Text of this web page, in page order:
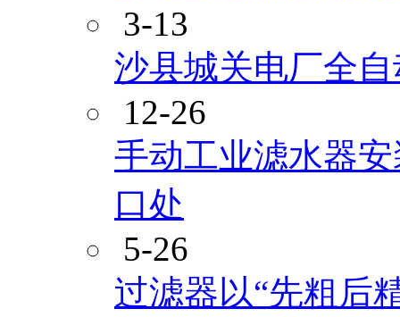
3-13
沙县城关电厂全
12-26
手动工业滤水器
口处
5-26
过滤器以“先粗后